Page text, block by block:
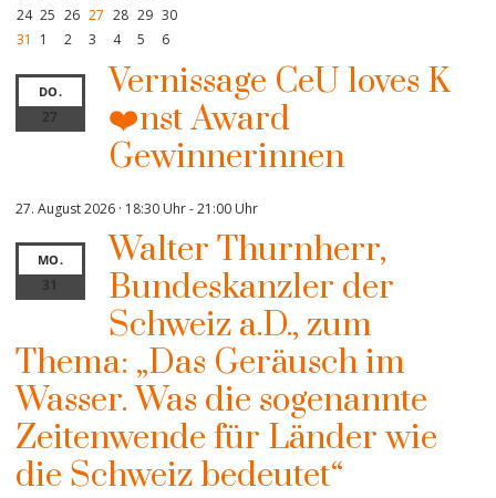
24 25 26 27 28 29 30
31
1 2 3 4 5 6
DO.
27
Vernissage CeU loves K
❤️nst Award
Gewinnerinnen
27. August 2026 · 18:30 Uhr-21:00 Uhr
MO.
31
Walter Thurnherr,
Bundeskanzler der
Schweiz a.D., zum
Thema: „Das Geräusch im
Wasser. Was die sogenannte
Zeitenwende für Länder wie
die Schweiz bedeutet“